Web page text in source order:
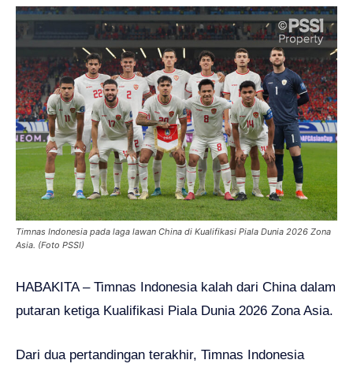
Timnas Indonesia pada laga lawan China di Kualifikasi Piala Dunia 2026 Zona
Asia. (Foto PSSI)
HABAKITA – Timnas Indonesia kalah dari China dalam
putaran ketiga Kualifikasi Piala Dunia 2026 Zona Asia.
Dari dua pertandingan terakhir, Timnas Indonesia